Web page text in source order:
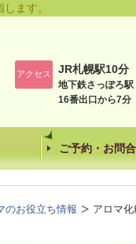
ます。
アクセス JR札幌駅10分
地下鉄さっぽろ駅
16番出口から7分
ご予約・お問
のお役立ち情報 アロマ化